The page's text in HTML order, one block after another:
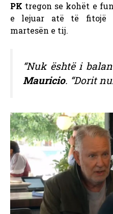
PK tregon se kohët e
e lejuar atë të fitojë
martesën e tij.
“Nuk është i
Mauricio. “Dorit